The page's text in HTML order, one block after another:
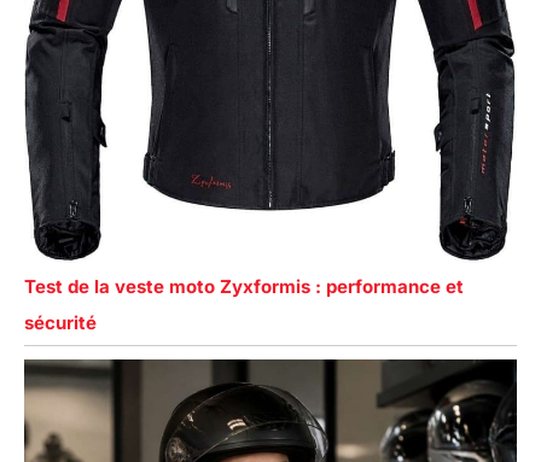
Test de la veste moto Zyxformis : performance et
sécurité